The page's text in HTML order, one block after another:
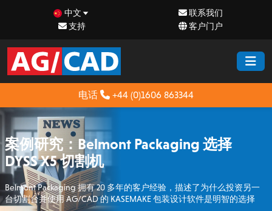
中文
联系我们
支持
客户门户
电话 +44 (0)1606 863344
案例研究：Belmont Packaging 选择
DYSS X5 切割机
Belmont Packaging 拥有 20 多年的客户经验，描述了为什么投资另一
台切割台并使用 AG/CAD 的 KASEMAKE 包装设计软件是明智的选择